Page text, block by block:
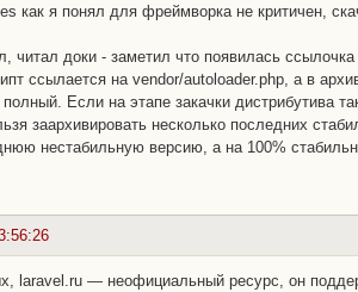
как я понял для фреймворка не критичен,
читал доки - заметил что появилась
ссылается на vendor/autoloader.php, а в
Если на этапе закачки дистрибутива
заархивировать несколько последних
нестабильную версию, а на 100%
laravel.ru — неофициальный ресурс, он